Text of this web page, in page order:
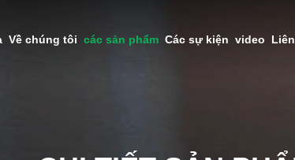
Về chúng tôi các sản phẩm Các sự kiện video